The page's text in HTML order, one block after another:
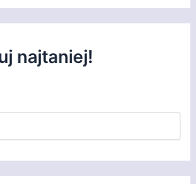
najtaniej!